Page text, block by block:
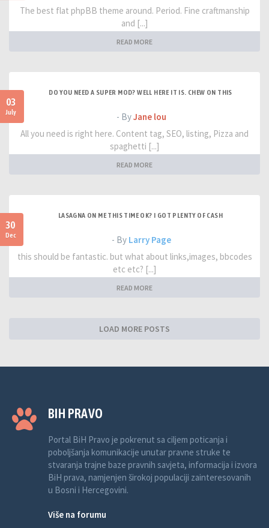
The best flat phpBB theme around. Period. Fine craftmanship
and [...]
READ MORE
03
July
DO YOU NEED A SUPER MOD? WELL HERE IT IS. CHEW ON THIS
- ByJane lou
All you need is right here. Content tag, SEO, listing, Pizza and
spaghetti [...]
READ MORE
30
Dec
LASAGNA ON ME THIS TIME OK? I GOT PLENTY OF CASH
- By Larry Page
this should be fantastic. but what about links,images, bbcodes
etc etc? [...]
READ MORE
LOAD MORE POSTS
BIH PRAVO
Portal BiH Pravo je pokrenut sa ciljem poticanja i
poboljšanja komunikacije unutar pravne struke te
stvaranja trajne baze pravnih savjeta, informacija i izvora
BiH prava, namjenjen širokoj populaciji zainteresovanih
u Bosni i Hercegovini.
Više na forumu